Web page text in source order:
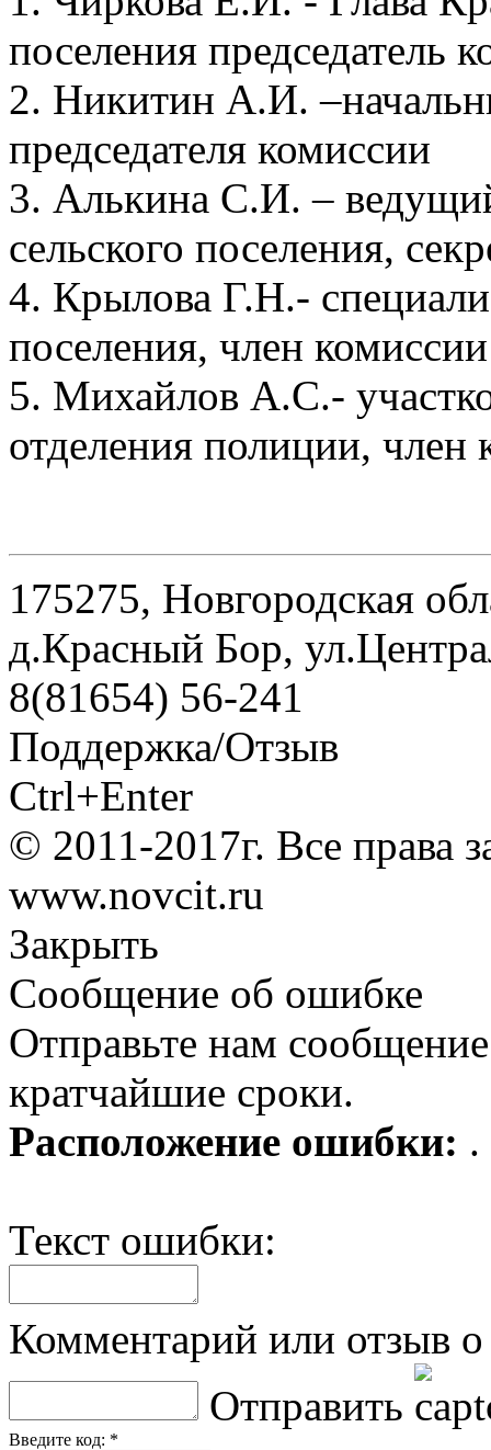
поселения председатель
2. Никитин А.И.
председателя комиссии
3. Алькина С.И. –
сельского поселения,
4. Крылова Г.Н.-
поселения, член комиссии
5. Михайлов А.С.-
отделения полиции, член
175275, Новгородская
д.Красный Бор,
8(81654) 56-241
Поддержка/Отзыв
Ctrl+Enter
© 2011-2017г. Все права
www.novcit.ru
Закрыть
Сообщение об ошибке
Отправьте нам
кратчайшие сроки.
Расположение ошибки: .
Текст ошибки:
Комментарий или отзыв о
Отправить
Введите код: *